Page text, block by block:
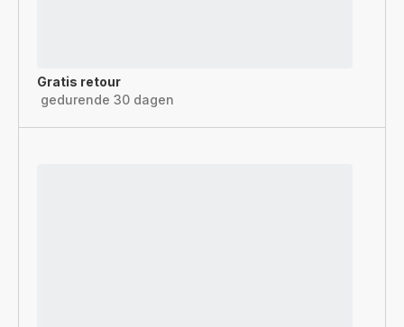
Gratis retour
gedurende 30 dagen